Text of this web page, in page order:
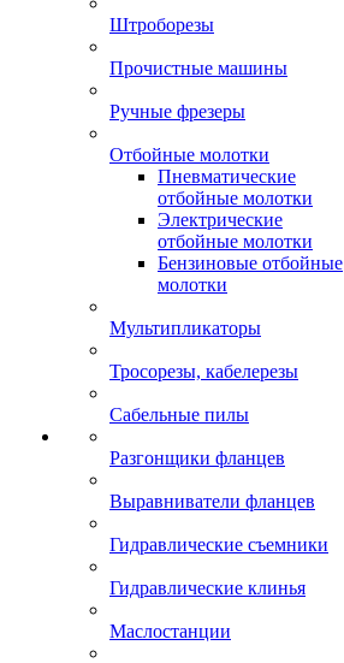
Штроборезы
Прочистные машины
Ручные фрезеры
Отбойные молотки
Пневматические
отбойные молотки
Электрические
отбойные молотки
Бензиновые отбойные
молотки
Мультипликаторы
Тросорезы, кабелерезы
Сабельные пилы
Разгонщики фланцев
Выравниватели фланцев
Гидравлические съемники
Гидравлические клинья
Маслостанции